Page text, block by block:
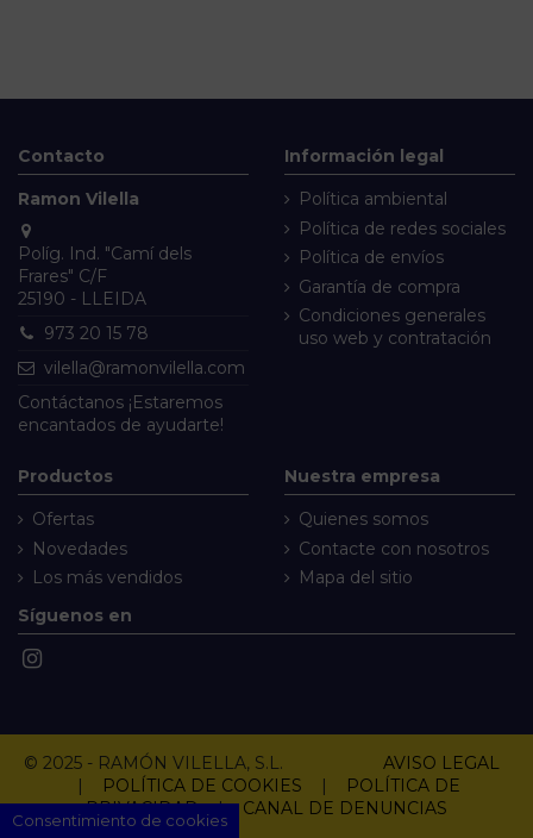
Contacto
Ramon Vilella
Políg. Ind. "Camí dels
Frares" C/F
25190 - LLEIDA
973 20 15 78
vilella@ramonvilella.com
Contáctanos ¡Estaremos
encantados de ayudarte!
Información legal
Política ambiental
Política de redes sociales
Política de envíos
Garantía de compra
Condiciones generales
uso web y contratación
Productos
Ofertas
Novedades
Los más vendidos
Nuestra empresa
Quienes somos
Contacte con nosotros
Mapa del sitio
Síguenos en
© 2025 - RAMÓN VILELLA, S.L. AVISO LEGAL
|
POLÍTICA DE COOKIES |
POLÍTICA DE
PRIVACIDAD| CANAL DE DENUNCIAS
Consentimiento de cookies